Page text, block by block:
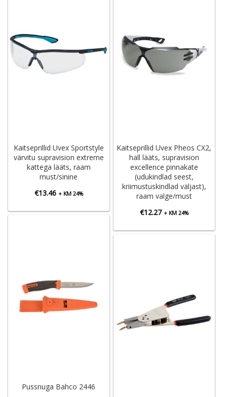
Kaitseprillid Uvex Sportstyle
värvitu supravision extreme
kattega lääts, raam
must/sinine
€13.46 + KM 24%
Kaitseprillid Uvex Pheos CX2,
hall lääts, supravision
excellence pinnakate
(udukindlad seest,
kriimustuskindlad väljast),
raam valge/must
€12.27 + KM 24%
Pussnuga Bahco 2446